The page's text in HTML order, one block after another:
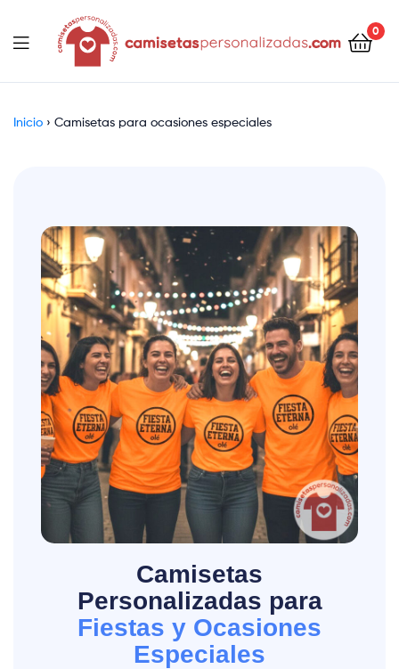
Camisetaspersonalizadas.com
0
Inicio › Camisetas para ocasiones especiales
Camisetas
Personalizadas para
Fiestas y Ocasiones
Especiales